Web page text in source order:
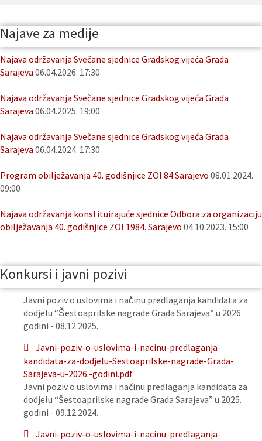
Najave za medije
Najava održavanja Svečane sjednice Gradskog vijeća Grada
Sarajeva 06.04.2026. 17:30
Najava održavanja Svečane sjednice Gradskog vijeća Grada
Sarajeva 06.04.2025. 19:00
Najava održavanja Svečane sjednice Gradskog vijeća Grada
Sarajeva 06.04.2024. 17:30
Program obilježavanja 40. godišnjice ZOI 84 Sarajevo 08.01.2024.
09:00
Najava održavanja konstituirajuće sjednice Odbora za organizaciju
obilježavanja 40. godišnjice ZOI 1984. Sarajevo 04.10.2023. 15:00
Konkursi i javni pozivi
Javni poziv o uslovima i načinu predlaganja kandidata za
dodjelu “Šestoaprilske nagrade Grada Sarajeva” u 2026.
godini - 08.12.2025.
Javni-poziv-o-uslovima-i-nacinu-predlaganja-
kandidata-za-dodjelu-Sestoaprilske-nagrade-Grada-
Sarajeva-u-2026.-godini.pdf
Javni poziv o uslovima i načinu predlaganja kandidata za
dodjelu “Šestoaprilske nagrade Grada Sarajeva” u 2025.
godini - 09.12.2024.
Javni-poziv-o-uslovima-i-nacinu-predlaganja-